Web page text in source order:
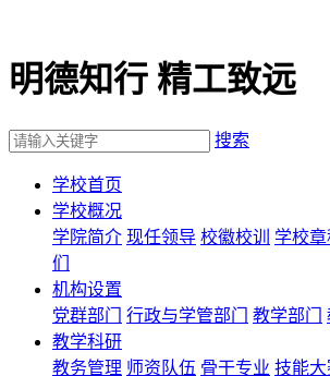
明德知行 精工致远
搜索
学校首页
学校概况
学院简介 现任领导 校徽校训 学校章
们
机构设置
党群部门
行政与学管部门 教学部门
教学科研
教务管理 师资队伍 骨干专业 技能大